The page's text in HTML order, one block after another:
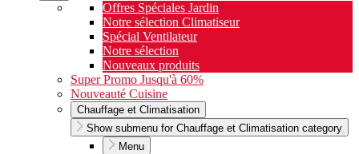
Offres Spéciales Jardin
Notre sélection Climatiseur
Spécial Ventilateur
Notre sélection
Nouveaux produits
Super Promo Jusqu'à 60%
Nouveauté Cuisine
Chauffage et Climatisation
Show submenu for Chauffage et Climatisation category
Menu